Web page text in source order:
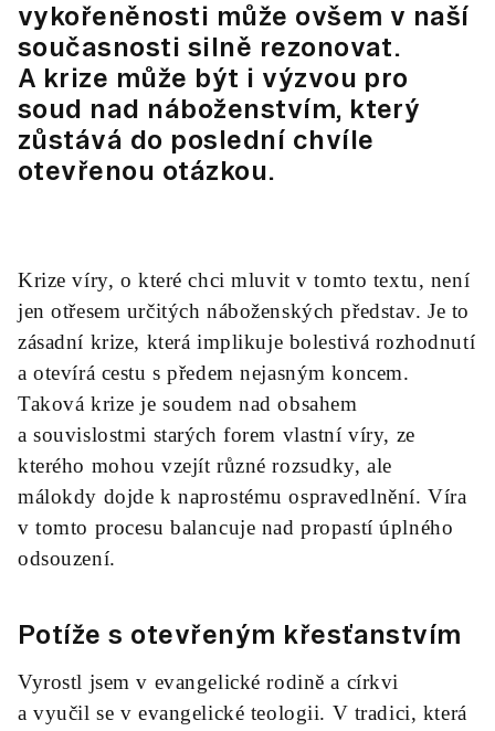
vykořeněnosti může ovšem v naší
současnosti silně rezonovat.
A krize může být i výzvou pro
soud nad náboženstvím, který
zůstává do poslední chvíle
otevřenou otázkou.
Krize víry, o které chci mluvit v tomto textu, není
jen otřesem určitých náboženských představ. Je to
zásadní krize, která implikuje bolestivá rozhodnutí
a otevírá cestu s předem nejasným koncem.
Taková krize je soudem nad obsahem
a souvislostmi starých forem vlastní víry, ze
kterého mohou vzejít různé rozsudky, ale
málokdy dojde k naprostému ospravedlnění. Víra
v tomto procesu balancuje nad propastí úplného
odsouzení.
Potíže s otevřeným křesťanstvím
Vyrostl jsem v evangelické rodině a církvi
a vyučil se v evangelické teologii. V tradici, která